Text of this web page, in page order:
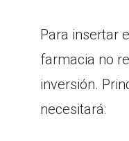
Para insertar
farmacia no
inversión.
necesitará: